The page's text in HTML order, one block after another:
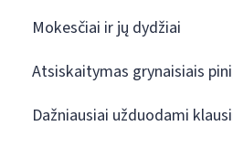
Mokesčiai ir jų dydžiai
Atsiskaitymas grynaisiais
Dažniausiai užduodami